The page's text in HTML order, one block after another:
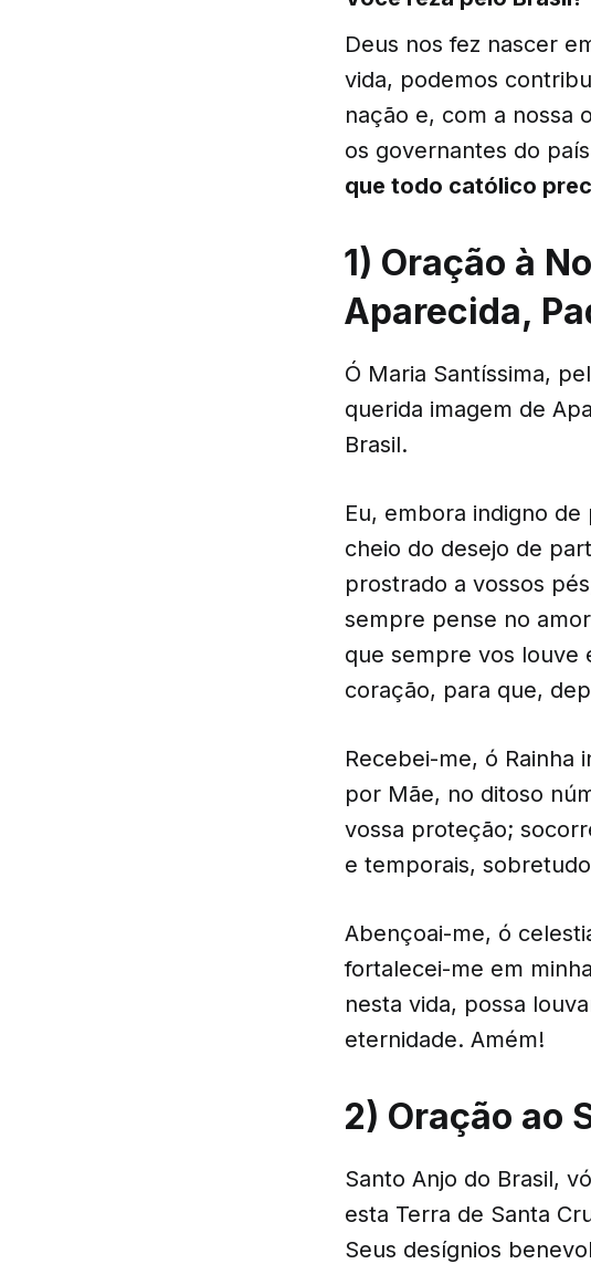
Deus nos fez nascer
vida, podemos
nação e, com a nossa
os governantes do
que todo católico
1) Oração à
Aparecida,
Ó Maria Santíssima,
querida imagem de
Brasil.
Eu, embora indigno
cheio do desejo de
prostrado a vossos
sempre pense no
que sempre vos louve
coração, para que,
Recebei-me, ó Rainha
por Mãe, no ditoso
vossa proteção;
e temporais,
Abençoai-me, ó
fortalecei-me em
nesta vida, possa
eternidade. Amém!
2) Oração ao
Santo Anjo do Brasil,
esta Terra de Santa
Seus desígnios